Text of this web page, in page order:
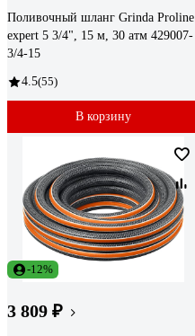
Поливочный шланг Grinda Proline
expert 5 3/4", 15 м, 30 атм 429007-
3/4-15
4.5(55)
В корзину
-12%
3 809 ₽